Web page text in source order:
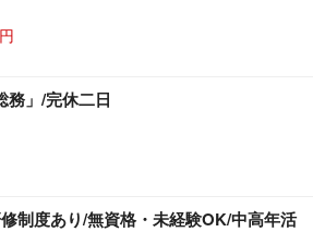
務」/完休二日
制度あり/無資格・未経験OK/中高年活